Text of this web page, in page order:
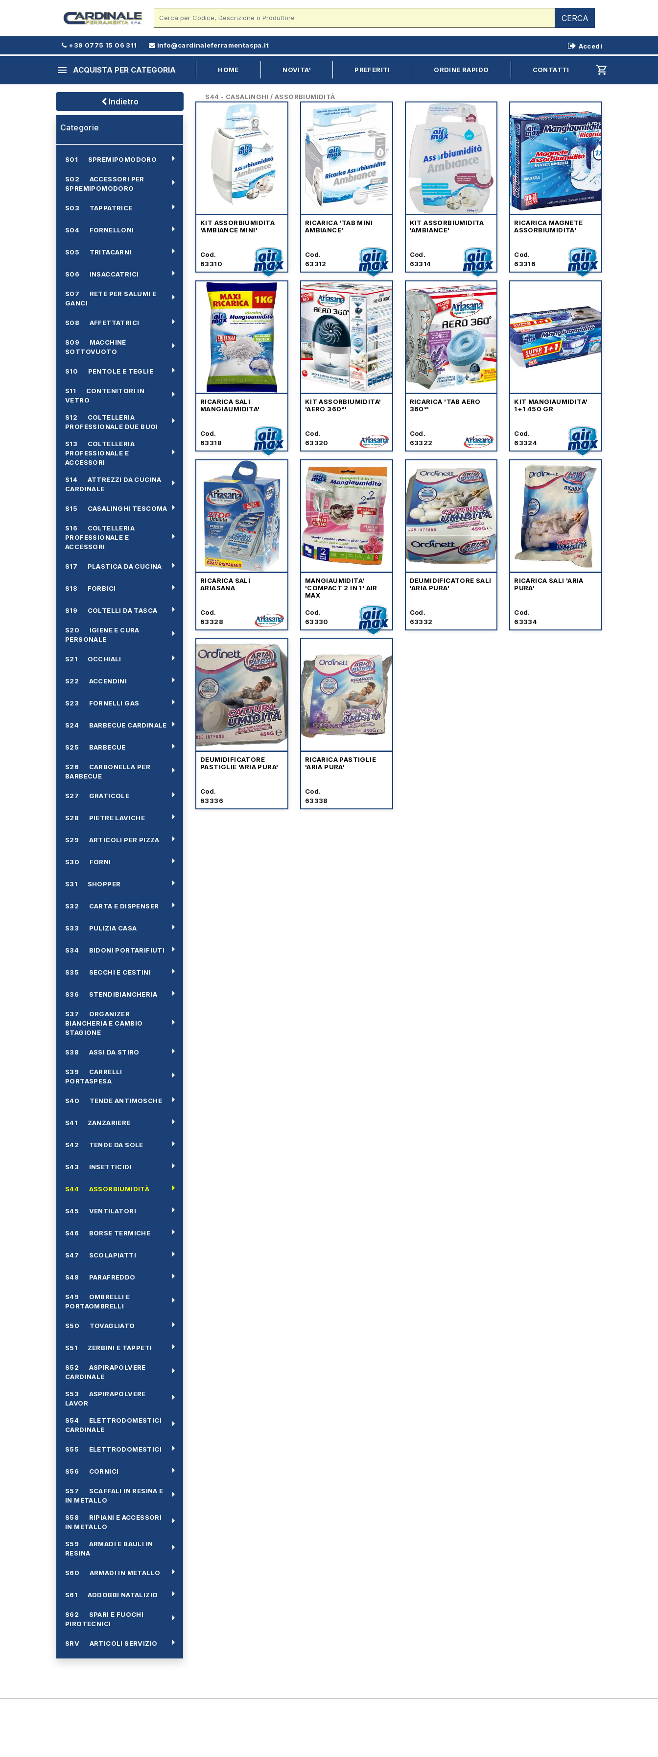
CERCA
+39 0775 15 06 311 info@cardinaleferramentaspa.it Accedi
menu ACQUISTA PER CATEGORIA HOME NOVITA' PREFERITI ORDINE RAPIDO CONTATTI shopping_cart
Indietro
Categorie
S01 SPREMIPOMODORO arrow_right
S02 ACCESSORI PER
SPREMIPOMODORO
arrow_right
S03 TAPPATRICE arrow_right
S04 FORNELLONI arrow_right
S05 TRITACARNI arrow_right
S06 INSACCATRICI arrow_right
S07 RETE PER SALUMI E
GANCI
arrow_right
S08 AFFETTATRICI arrow_right
S09 MACCHINE
SOTTOVUOTO
arrow_right
S10 PENTOLE E TEGLIE arrow_right
S11 CONTENITORI IN
VETRO
arrow_right
S12 COLTELLERIA
PROFESSIONALE DUE BUOI
arrow_right
S13 COLTELLERIA
PROFESSIONALE E
ACCESSORI
arrow_right
S14 ATTREZZI DA CUCINA
CARDINALE
arrow_right
S15 CASALINGHI TESCOMA arrow_right
S16 COLTELLERIA
PROFESSIONALE E
ACCESSORI
arrow_right
S17 PLASTICA DA CUCINA arrow_right
S18 FORBICI arrow_right
S19 COLTELLI DA TASCA arrow_right
S20 IGIENE E CURA
PERSONALE
arrow_right
S21 OCCHIALI arrow_right
S22 ACCENDINI arrow_right
S23 FORNELLI GAS arrow_right
S24 BARBECUE CARDINALE arrow_right
S25 BARBECUE arrow_right
S26 CARBONELLA PER
BARBECUE
arrow_right
S27 GRATICOLE arrow_right
S28 PIETRE LAVICHE arrow_right
S29 ARTICOLI PER PIZZA arrow_right
S30 FORNI arrow_right
S31 SHOPPER arrow_right
S32 CARTA E DISPENSER arrow_right
S33 PULIZIA CASA arrow_right
S34 BIDONI PORTARIFIUTI arrow_right
S35 SECCHI E CESTINI arrow_right
S36 STENDIBIANCHERIA arrow_right
S37 ORGANIZER
BIANCHERIA E CAMBIO
STAGIONE
arrow_right
S38 ASSI DA STIRO arrow_right
S39 CARRELLI
PORTASPESA
arrow_right
S40 TENDE ANTIMOSCHE arrow_right
S41 ZANZARIERE arrow_right
S42 TENDE DA SOLE arrow_right
S43 INSETTICIDI arrow_right
S44 ASSORBIUMIDITÀ arrow_right
S45 VENTILATORI arrow_right
S46 BORSE TERMICHE arrow_right
S47 SCOLAPIATTI arrow_right
S48 PARAFREDDO arrow_right
S49 OMBRELLI E
PORTAOMBRELLI
arrow_right
S50 TOVAGLIATO arrow_right
S51 ZERBINI E TAPPETI arrow_right
S52 ASPIRAPOLVERE
CARDINALE
arrow_right
S53 ASPIRAPOLVERE
LAVOR
arrow_right
S54 ELETTRODOMESTICI
CARDINALE
arrow_right
S55 ELETTRODOMESTICI arrow_right
S56 CORNICI arrow_right
S57 SCAFFALI IN RESINA E
IN METALLO
arrow_right
S58 RIPIANI E ACCESSORI
IN METALLO
arrow_right
S59 ARMADI E BAULI IN
RESINA
arrow_right
S60 ARMADI IN METALLO arrow_right
S61 ADDOBBI NATALIZIO arrow_right
S62 SPARI E FUOCHI
PIROTECNICI
arrow_right
SRV ARTICOLI SERVIZIO arrow_right
S44 - CASALINGHI / ASSORBIUMIDITÀ
KIT ASSORBIUMIDITA
'AMBIANCE MINI'
Cod.
63310
RICARICA 'TAB MINI
AMBIANCE'
Cod.
63312
KIT ASSORBIUMIDITA
'AMBIANCE'
Cod.
63314
RICARICA MAGNETE
ASSORBIUMIDITA'
Cod.
63316
RICARICA SALI
MANGIAUMIDITA'
Cod.
63318
KIT ASSORBIUMIDITA'
'AERO 360°'
Cod.
63320
RICARICA 'TAB AERO
360°'
Cod.
63322
KIT MANGIAUMIDITA'
1+1 450 GR
Cod.
63324
RICARICA SALI
ARIASANA
Cod.
63328
MANGIAUMIDITA'
'COMPACT 2 IN 1' AIR
MAX
Cod.
63330
DEUMIDIFICATORE SALI
'ARIA PURA'
Cod.
63332
RICARICA SALI 'ARIA
PURA'
Cod.
63334
DEUMIDIFICATORE
PASTIGLIE 'ARIA PURA'
Cod.
63336
RICARICA PASTIGLIE
'ARIA PURA'
Cod.
63338